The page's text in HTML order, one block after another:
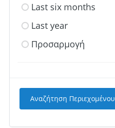
Last six months
Last year
Προσαρμογή
Αναζήτηση Περιεχομένου